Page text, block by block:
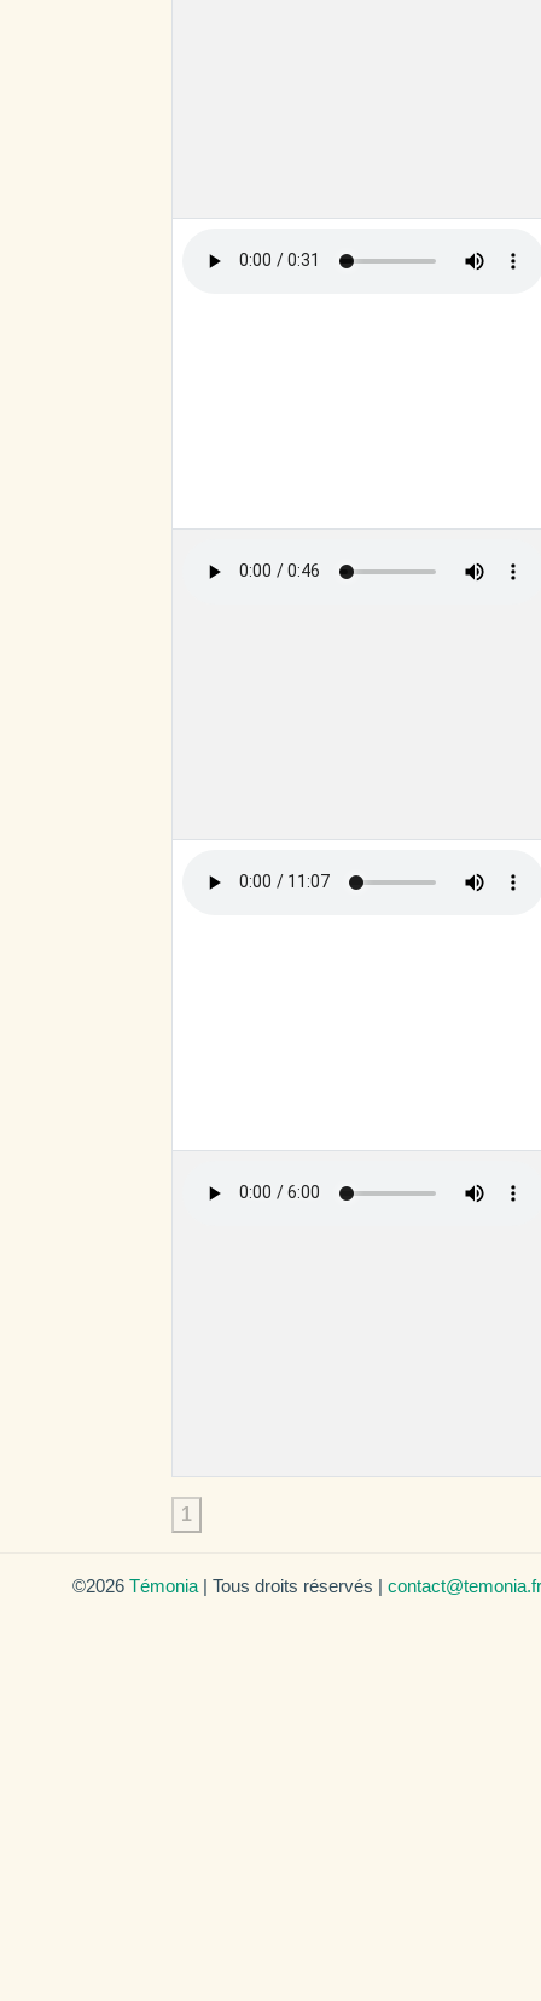
1
©2026 Témonia | Tous droits réservés | contact@temonia.fr